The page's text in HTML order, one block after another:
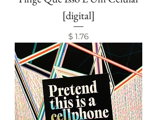
[digital]
Price
$ 1.76